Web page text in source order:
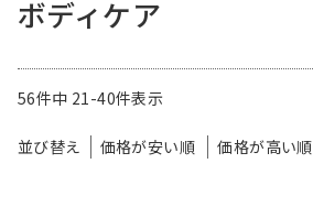
ボディケア
並び替え 価格が安い順 価格が高い順
56件中 21 -40件表示